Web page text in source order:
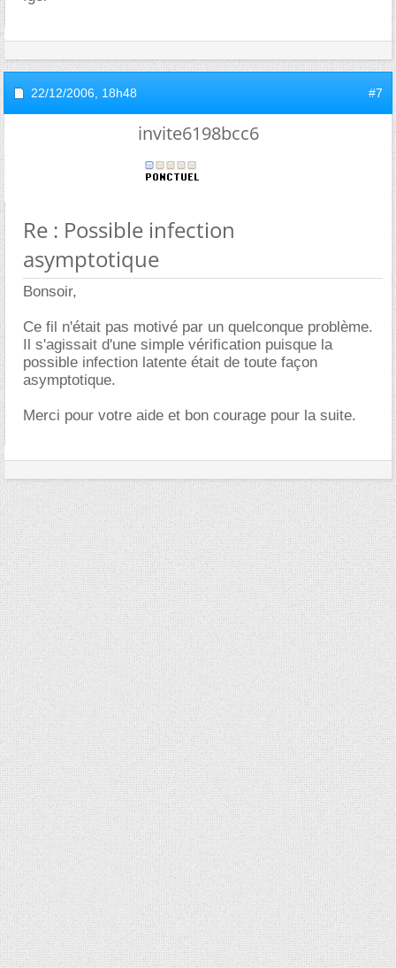
22/12/2006, 18h48 #7
invite6198bcc6
Re : Possible infection
asymptotique
Bonsoir,
Ce fil n'était pas motivé par un quelconque problème.
Il s'agissait d'une simple vérification puisque la
possible infection latente était de toute façon
asymptotique.
Merci pour votre aide et bon courage pour la suite.